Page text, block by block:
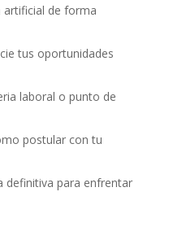
artificial de forma
tus oportunidades
laboral o punto de
postular con tu
definitiva para enfrentar